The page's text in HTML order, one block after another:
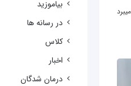
بیاموزید
در رسانه ها
کلاس
اخبار
درمان شدگان